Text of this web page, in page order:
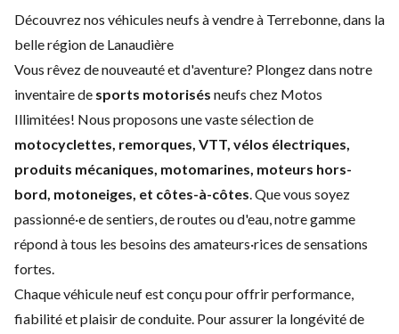
Découvrez nos véhicules neufs à vendre à Terrebonne, dans la
belle région de Lanaudière
Vous rêvez de nouveauté et d'aventure? Plongez dans notre
inventaire de sports motorisés neufs chez Motos
Illimitées! Nous proposons une vaste sélection de
motocyclettes, remorques, VTT, vélos électriques,
produits mécaniques, motomarines, moteurs hors-
bord, motoneiges, et côtes-à-côtes. Que vous soyez
passionné·e de sentiers, de routes ou d'eau, notre gamme
répond à tous les besoins des amateurs·rices de sensations
fortes.
Chaque véhicule neuf est conçu pour offrir performance,
fiabilité et plaisir de conduite. Pour assurer la longévité de